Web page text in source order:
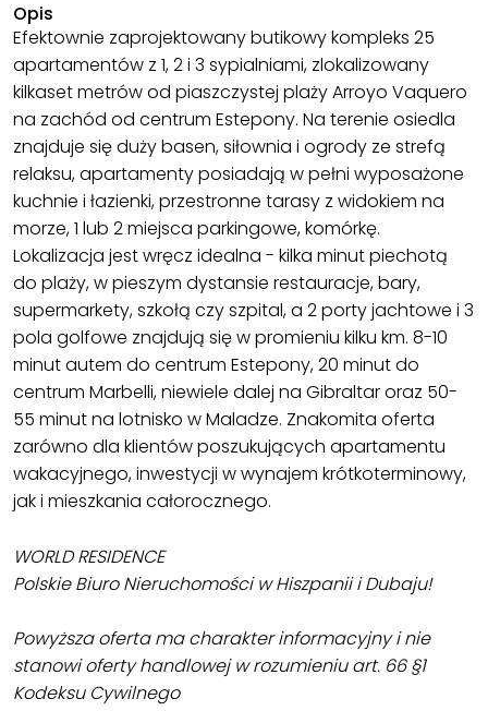
Opis
Efektownie zaprojektowany butikowy kompleks 25
apartamentów z 1, 2 i 3 sypialniami, zlokalizowany
kilkaset metrów od piaszczystej plaży Arroyo Vaquero
na zachód od centrum Estepony. Na terenie osiedla
znajduje się duży basen, siłownia i ogrody ze strefą
relaksu, apartamenty posiadają w pełni wyposażone
kuchnie i łazienki, przestronne tarasy z widokiem na
morze, 1 lub 2 miejsca parkingowe, komórkę.
Lokalizacja jest wręcz idealna - kilka minut piechotą
do plaży, w pieszym dystansie restauracje, bary,
supermarkety, szkołą czy szpital, a 2 porty jachtowe i 3
pola golfowe znajdują się w promieniu kilku km. 8-10
minut autem do centrum Estepony, 20 minut do
centrum Marbelli, niewiele dalej na Gibraltar oraz 50-
55 minut na lotnisko w Maladze. Znakomita oferta
zarówno dla klientów poszukujących apartamentu
wakacyjnego, inwestycji w wynajem krótkoterminowy,
jak i mieszkania całorocznego.
WORLD RESIDENCE
Polskie Biuro Nieruchomości w Hiszpanii i Dubaju!
Powyższa oferta ma charakter informacyjny i nie
stanowi oferty handlowej w rozumieniu art. 66 §1
Kodeksu Cywilnego